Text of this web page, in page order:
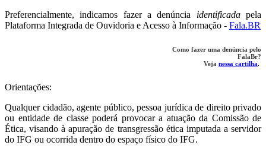
Preferencialmente, indicamos fazer a denúncia identificadapela
Plataforma Integrada de Ouvidoria e Acesso à Informação - Fala.BR
Como fazer uma denúncia pelo
FalaBr?
Veja nessa cartilha.
Orientações:
Qualquer cidadão, agente público, pessoa jurídica de direito privado
ou entidade de classe poderá provocar a atuação da Comissão de
Ética, visando à apuração de transgressão ética imputada a servidor
do IFG ou ocorrida dentro do espaço físico do IFG.